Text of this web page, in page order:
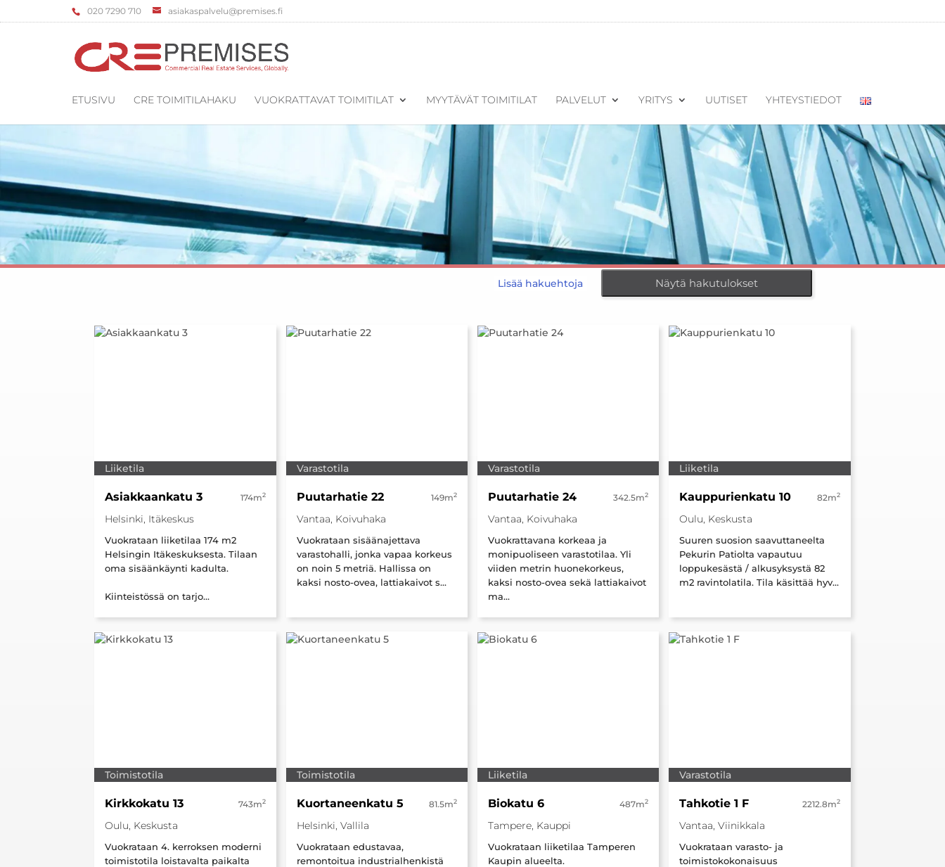
‌020 7290 710 asiakaspalvelu@premises.fi
ETUSIVU CRE TOIMITILAHAKU VUOKRATTAVAT TOIMITILAT MYYTÄVÄT TOIMITILAT PALVELUT YRITYS UUTISET YHTEYSTIEDOT
Lisää hakuehtoja Näytä hakutulokset
Liiketila
Asiakkaankatu 3 174m2
Helsinki, Itäkeskus
Vuokrataan liiketilaa 174 m2
Helsingin Itäkeskuksesta. Tilaan
oma sisäänkäynti kadulta.
Kiinteistössä on tarjo...
Varastotila
Puutarhatie 22 149m2
Vantaa, Koivuhaka
Vuokrataan sisäänajettava
varastohalli, jonka vapaa korkeus
on noin 5 metriä. Hallissa on
kaksi nosto-ovea, lattiakaivot s...
Varastotila
Puutarhatie 24 342.5m2
Vantaa, Koivuhaka
Vuokrattavana korkeaa ja
monipuoliseen varastotilaa. Yli
viiden metrin huonekorkeus,
kaksi nosto-ovea sekä lattiakaivot
ma...
Liiketila
Kauppurienkatu 10 82m2
Oulu, Keskusta
Suuren suosion saavuttaneelta
Pekurin Patiolta vapautuu
loppukesästä / alkusyksystä 82
m2 ravintolatila. Tila käsittää hyv...
Toimistotila
Kirkkokatu 13 743m2
Oulu, Keskusta
Vuokrataan 4. kerroksen moderni
toimistotila loistavalta paikalta
Toimistotila
Kuortaneenkatu 5 81.5m2
Helsinki, Vallila
Vuokrataan edustavaa,
remontoitua industrialhenkistä
Liiketila
Biokatu 6 487m2
Tampere, Kauppi
Vuokrataan liiketilaa Tamperen
Kaupin alueelta.
Varastotila
Tahkotie 1 F 2212.8m2
Vantaa, Viinikkala
Vuokrataan varasto- ja
toimistokokonaisuus